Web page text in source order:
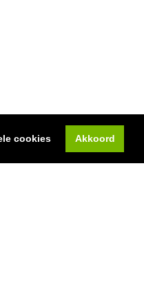
cookies Akkoord